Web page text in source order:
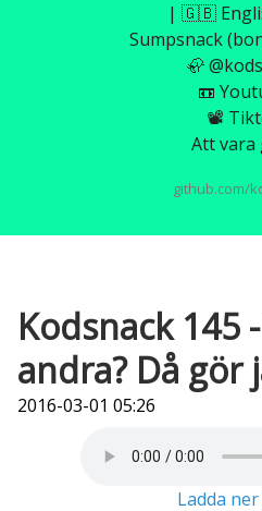
| 🇬🇧
Sumpsnack
🦣
📼
📽️
Att vara
github.com/
Kodsnack 145
andra? Då gör
2016-03-01 05:26
Ladda